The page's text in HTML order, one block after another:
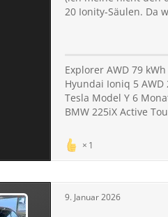
20 Ionity-Säulen. Da
Explorer AWD 79
Hyundai Ioniq 5 AWD
Tesla Model Y 6
BMW 225iX Active
1
9. Januar 2026